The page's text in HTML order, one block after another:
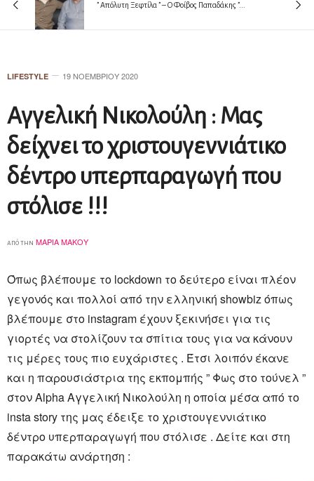
” Απόλυτη Ξεφτίλα ” – Ο Φοίβος Παπαδάκης ”...
LIFESTYLE 19 ΝΟΕΜΒΡΊΟΥ 2020
Αγγελική Νικολούλη : Μας
δείχνει το χριστουγεννιάτικο
δέντρο υπερπαραγωγή που
στόλισε !!!
από την ΜΑΡΊΑ ΜΆΚΟΥ
Όπως βλέπουμε το lockdown το δεύτερο είναι πλέον
γεγονός και πολλοί από την ελληνική showbiz όπως
βλέπουμε στο instagram έχουν ξεκινήσει για τις
γιορτές να στολίζουν τα σπίτια τους για να κάνουν
τις μέρες τους πιο ευχάριστες . Έτσι λοιπόν έκανε
και η παρουσιάστρια της εκπομπής ” Φως στο τούνελ ”
στον Alpha Αγγελική Νικολούλη η οποία μέσα από το
insta story της μας έδειξε το χριστουγεννιάτικο
δέντρο υπερπαραγωγή που στόλισε . Δείτε και στη
παρακάτω ανάρτηση :